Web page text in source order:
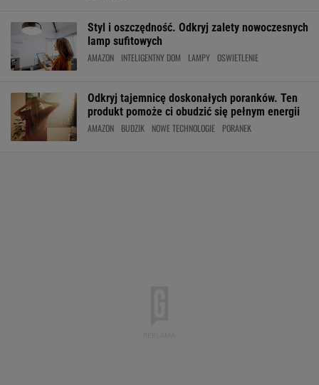
Styl i oszczędność. Odkryj zalety nowoczesnych
lamp sufitowych
AMAZON INTELIGENTNY DOM LAMPY OSWIETLENIE
Odkryj tajemnicę doskonałych poranków. Ten
produkt pomoże ci obudzić się pełnym energii
AMAZON BUDZIK NOWE TECHNOLOGIE PORANEK